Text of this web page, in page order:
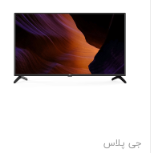
جی پلاس